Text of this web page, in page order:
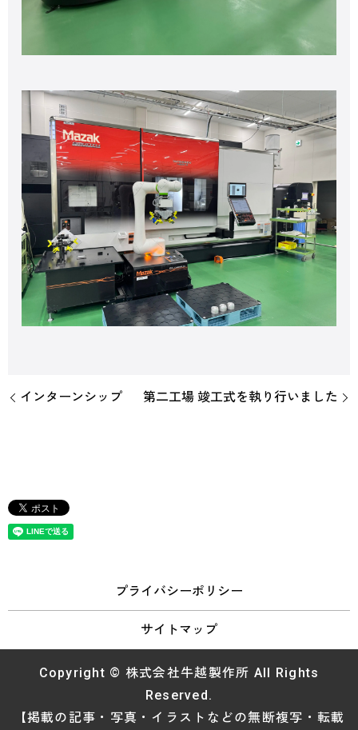
インターンシップ 第二工場 竣工式を執り行いました
プライバシーポリシー
サイトマップ
Copyright © 株式会社牛越製作所 All Rights
Reserved.
【掲載の記事・写真・イラストなどの無断複写・転載